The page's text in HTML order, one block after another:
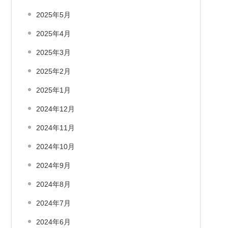
2025年5月
2025年4月
2025年3月
2025年2月
2025年1月
2024年12月
2024年11月
2024年10月
2024年9月
2024年8月
2024年7月
2024年6月